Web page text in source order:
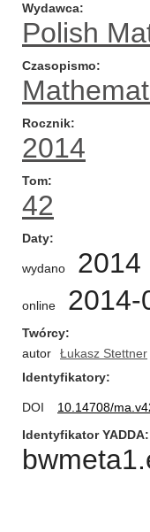
Wydawca
Polish
Czasopismo
Rocznik
2014
Tom
42
Daty
wydano 2014
online 2014-
Twórcy
autor
Łukasz Stettner
Identyfikatory
DOI
10.14708/
Identyfikator YADDA